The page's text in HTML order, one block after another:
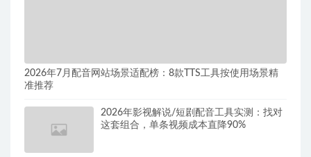
2026年7月配音网站场景适配榜：8款TTS工具按使用场景精
准推荐
2026年影视解说/短剧配音工具实测：找对
这套组合，单条视频成本直降90%